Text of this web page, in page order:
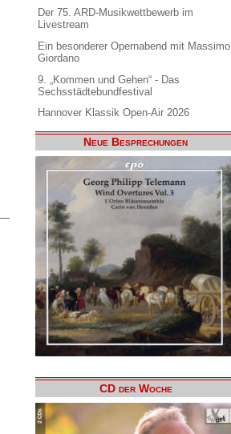
Der 75. ARD-Musikwettbewerb im
Livestream
Ein besonderer Opernabend mit Massimo
Giordano
9. „Kommen und Gehen“ - Das
Sechsstädtebundfestival
Hannover Klassik Open-Air 2026
Neue Besprechungen
CD der Woche